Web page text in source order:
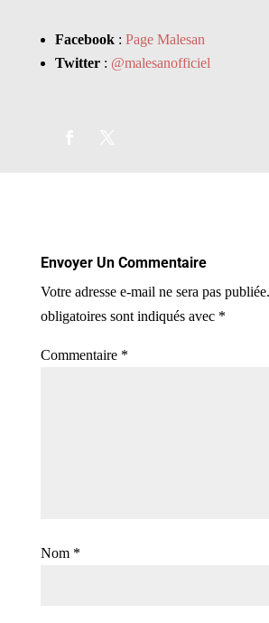
Facebook: Page Malesan
Twitter: @malesanofficiel
Envoyer Un Commentaire
Votre adresse e-mail ne sera pas publiée.
obligatoires sont indiqués avec *
Commentaire *
Nom *